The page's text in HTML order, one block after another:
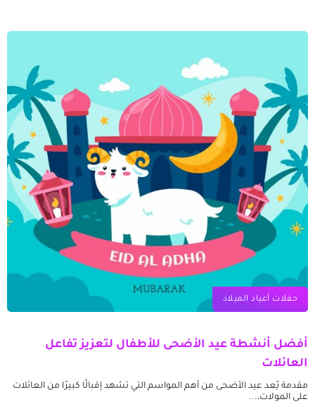
حفلات أعياد الميلاد
أفضل أنشطة عيد الأضحى للأطفال لتعزيز تفاعل
العائلات
مقدمة يُعد عيد الأضحى من أهم المواسم التي تشهد إقبالًا كبيرًا من العائلات
على المولات،...